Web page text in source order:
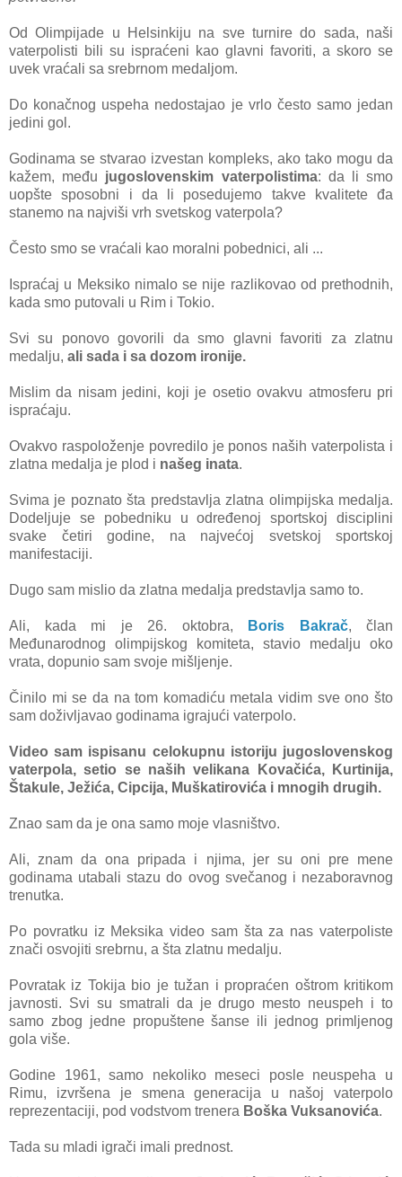
Od Olimpijade u Helsinkiju na sve turnire do sada, naši
vaterpolisti bili su ispraćeni kao glavni favoriti, a skoro se
uvek vraćali sa srebrnom medaljom.
Do konačnog uspeha nedostajao je vrlo često samo jedan
jedini gol.
Godinama se stvarao izvestan kompleks, ako tako mogu da
kažem, među jugoslovenskim vaterpolistima: da li smo
uopšte sposobni i da li posedujemo takve kvalitete đa
stanemo na najviši vrh svetskog vaterpola?
Često smo se vraćali kao moralni pobednici, ali ...
Ispraćaj u Meksiko nimalo se nije razlikovao od prethodnih,
kada smo putovali u Rim i Tokio.
Svi su ponovo govorili da smo glavni favoriti za zlatnu
medalju, ali sada i sa dozom ironije.
Mislim da nisam jedini, koji je osetio ovakvu atmosferu pri
ispraćaju.
Ovakvo raspoloženje povredilo je ponos naših vaterpolista i
zlatna medalja je plod i našeg inata.
Svima je poznato šta predstavlja zlatna olimpijska medalja.
Dodeljuje se pobedniku u određenoj sportskoj disciplini
svake četiri godine, na najvećoj svetskoj sportskoj
manifestaciji.
Dugo sam mislio da zlatna medalja predstavlja samo to.
Ali, kada mi je 26. oktobra, Boris Bakrač, član
Međunarodnog olimpijskog komiteta, stavio medalju oko
vrata, dopunio sam svoje mišljenje.
Činilo mi se da na tom komadiću metala vidim sve ono što
sam doživljavao godinama igrajući vaterpolo.
Video sam ispisanu celokupnu istoriju jugoslovenskog
vaterpola, setio se naših velikana Kovačića, Kurtinija,
Štakule, Ježića, Cipcija, Muškatirovića i mnogih drugih.
Znao sam da je ona samo moje vlasništvo.
Ali, znam da ona pripada i njima, jer su oni pre mene
godinama utabali stazu do ovog svečanog i nezaboravnog
trenutka.
Po povratku iz Meksika video sam šta za nas vaterpoliste
znači osvojiti srebrnu, a šta zlatnu medalju.
Povratak iz Tokija bio je tužan i propraćen oštrom kritikom
javnosti. Svi su smatrali da je drugo mesto neuspeh i to
samo zbog jedne propuštene šanse ili jednog primljenog
gola više.
Godine 1961, samo nekoliko meseci posle neuspeha u
Rimu, izvršena je smena generacija u našoj vaterpolo
reprezentaciji, pod vodstvom trenera Boška Vuksanovića.
Tada su mladi igrači imali prednost.